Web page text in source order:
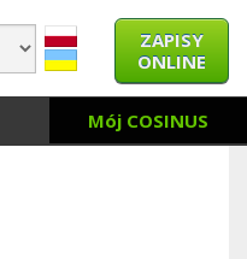
ZAPISY
ONLINE
Mój COSINUS